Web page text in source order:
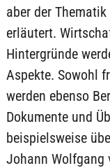
aber der
erläutert.
Hintergründe
Aspekte. Sowohl
werden ebenso
Dokumente und
beispielsweise
Johann Wolfgang